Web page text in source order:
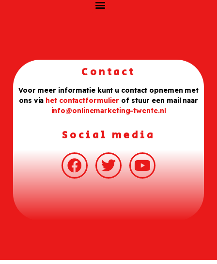
Contact
Voor meer informatie kunt u contact opnemen met
ons via het contactformulier of stuur een mail naar
info@onlinemarketing-twente.nl
Social media